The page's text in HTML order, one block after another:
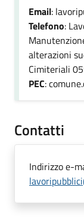
Email:
Telefono:
alterazioni
Cimiteriali
PEC:
Contatti
Indirizzo e-